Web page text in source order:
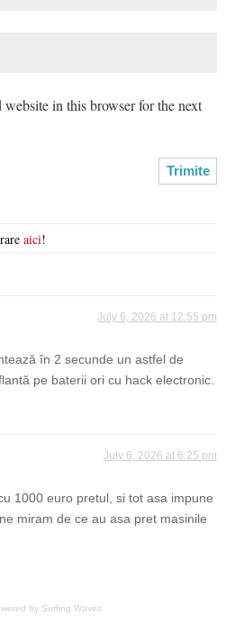
in this browser for the next
aici!
July 6, 2026 at 12:55 pm
în 2 secunde un astfel de
pe baterii ori cu hack electronic.
July 6, 2026 at 6:25 pm
1000 euro pretul, si tot asa impune
miram de ce au asa pret masinile
by Surfing Waves